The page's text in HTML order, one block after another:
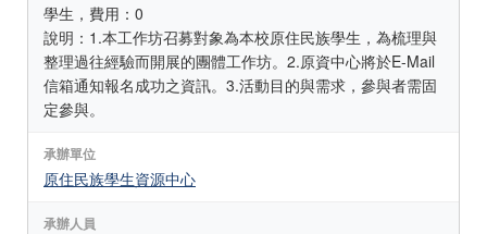
學生，費用：0
說明：1.本工作坊召募對象為本校原住民族學生，為梳理與
整理過往經驗而開展的團體工作坊。2.原資中心將於E-Mail
信箱通知報名成功之資訊。3.活動目的與需求，參與者需固
定參與。
承辦單位
原住民族學生資源中心
承辦人員